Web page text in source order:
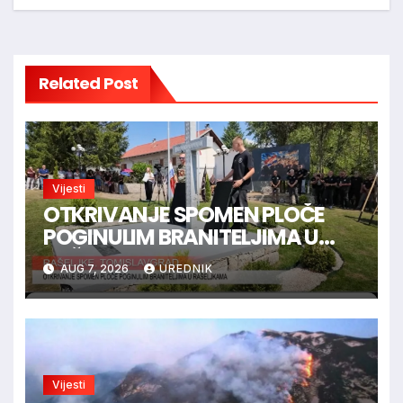
Related Post
Vijesti
OTKRIVANJE SPOMEN PLOČE
POGINULIM BRANITELJIMA U
RAŠELJKAMA
AUG 7, 2026 UREDNIK
Vijesti